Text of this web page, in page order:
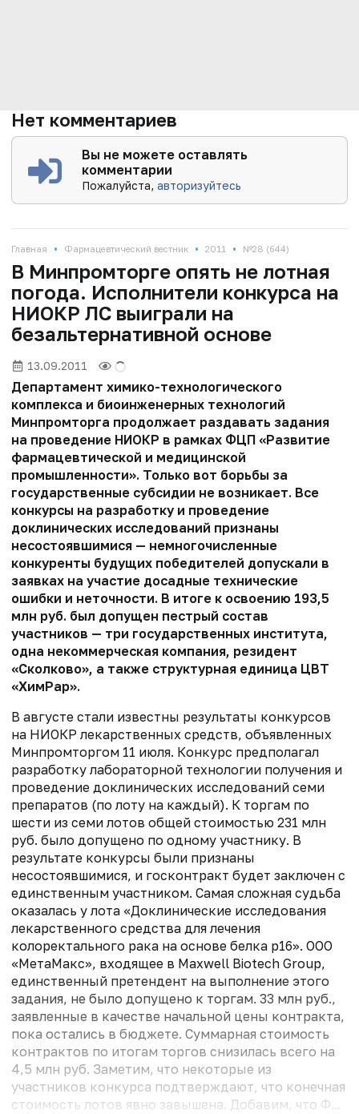
Нет комментариев
Вы не можете оставлять
комментарии
Пожалуйста,авторизуйтесь
Главная • Фармацевтический вестник • 2011 • №28 (644)
В Минпромторге опять не лотная
погода. Исполнители конкурса на
НИОКР ЛС выиграли на
безальтернативной основе
13.09.2011
Департамент химико-технологического
комплекса и биоинженерных технологий
Минпромторга продолжает раздавать задания
на проведение НИОКР в рамках ФЦП «Развитие
фармацевтической и медицинской
промышленности». Только вот борьбы за
государственные субсидии не возникает. Все
конкурсы на разработку и проведение
доклинических исследований признаны
несостоявшимися — немногочисленные
конкуренты будущих победителей допускали в
заявках на участие досадные технические
ошибки и неточности. В итоге к освоению 193,5
млн руб. был допущен пестрый состав
участников — три государственных института,
одна некоммерческая компания, резидент
«Сколково», а также структурная единица ЦВТ
«ХимРар».
В августе стали известны результаты конкурсов
на НИОКР лекарственных средств, объявленных
Минпромторгом 11 июля. Конкурс предполагал
разработку лабораторной технологии получения и
проведение доклинических исследований семи
препаратов (по лоту на каждый). К торгам по
шести из семи лотов общей стоимостью 231 млн
руб. было допущено по одному участнику. В
результате конкурсы были признаны
несостоявшимися, и госконтракт будет заключен с
единственным участником. Самая сложная судьба
оказалась у лота «Доклинические исследования
лекарственного средства для лечения
колоректального рака на основе белка р16». ООО
«МетаМакс», входящее в Maxwell Biotech Group,
единственный претендент на выполнение этого
задания, не было допущено к торгам. 33 млн руб.,
заявленные в качестве начальной цены контракта,
пока остались в бюджете. Суммарная стоимость
контрактов по итогам торгов снизилась всего на
4,5 млн руб. Заметим, что некоторые из
участников конкурса подтверждают, что конечная
стоимость лотов явно завышена. Добавим, что Ф...